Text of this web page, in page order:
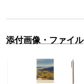
添付画像・ファイル